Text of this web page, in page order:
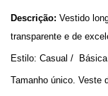
Descrição: Vestido
transparente e de
Estilo: Casual /  Básica
Tamanho único. Veste